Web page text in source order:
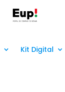
Kit Digital